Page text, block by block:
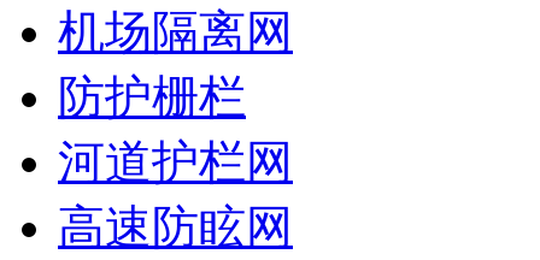
机场隔离网
防护栅栏
河道护栏网
高速防眩网